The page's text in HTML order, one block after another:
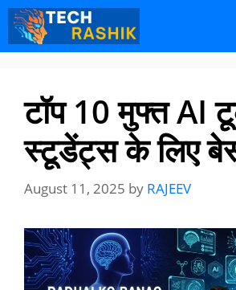
Skip
content
Skip
content
टॉप 10 मुफ्त AI
स्टूडेंट्स के लिए
August 11, 2025 by RAJEEV